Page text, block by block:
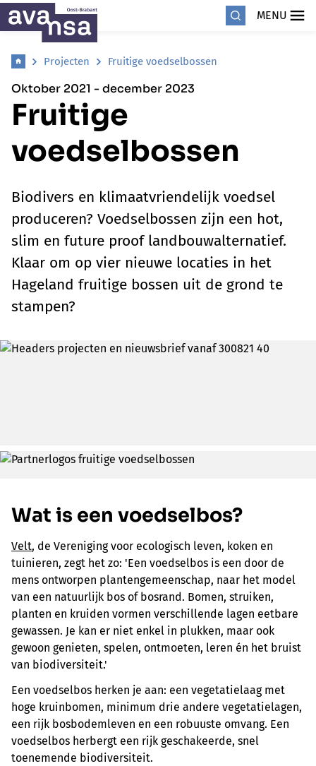
MENU
Projecten Fruitige voedselbossen
Oktober 2021 - december 2023
Fruitige
voedselbossen
Biodivers en klimaatvriendelijk voedsel
produceren? Voedselbossen zijn een hot,
slim en future proof landbouwalternatief.
Klaar om op vier nieuwe locaties in het
Hageland fruitige bossen uit de grond te
stampen?
Wat is een voedselbos?
Velt, de Vereniging voor ecologisch leven, koken en
tuinieren, zegt het zo: 'Een voedselbos is een door de
mens ontworpen plantengemeenschap, naar het model
van een natuurlijk bos of bosrand. Bomen, struiken,
planten en kruiden vormen verschillende lagen eetbare
gewassen. Je kan er niet enkel in plukken, maar ook
gewoon genieten, spelen, ontmoeten, leren én het bruist
van biodiversiteit.'
Een voedselbos herken je aan: een vegetatielaag met
hoge kruinbomen, minimum drie andere vegetatielagen,
een rijk bosbodemleven en een robuuste omvang. Een
voedselbos herbergt een rijk geschakeerde, snel
toenemende biodiversiteit.